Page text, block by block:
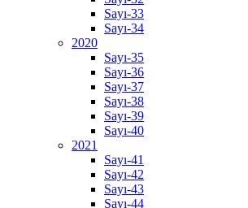
Sayı-33
Sayı-34
2020
Sayı-35
Sayı-36
Sayı-37
Sayı-38
Sayı-39
Sayı-40
2021
Sayı-41
Sayı-42
Sayı-43
Sayı-44